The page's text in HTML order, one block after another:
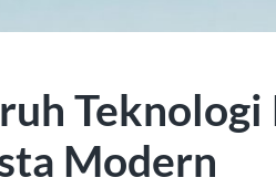
Modern